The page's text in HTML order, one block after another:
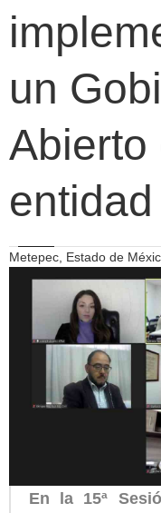
un
Abierto
entidad
Metepec, Estado de
En la 15ª